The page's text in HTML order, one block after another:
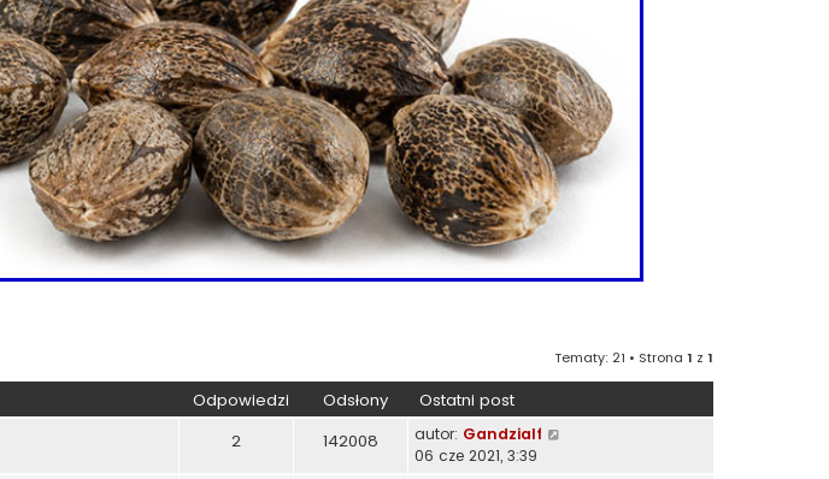
Tematy: 21 • Strona 1 z 1
Odpowiedzi Odsłony Ostatni post
2 142008 autor: Gandzialf
06 cze 2021, 3:39